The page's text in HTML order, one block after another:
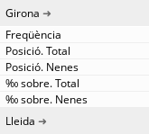
Girona
Lleida